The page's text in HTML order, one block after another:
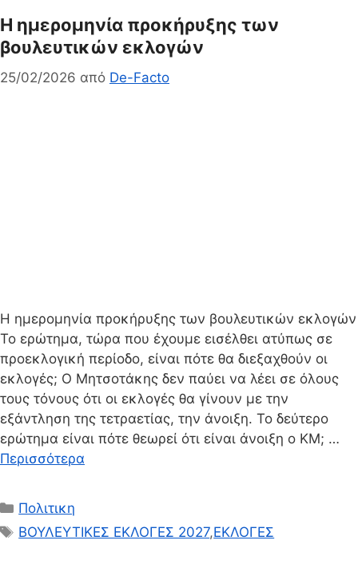
Η ημερομηνία προκήρυξης των
βουλευτικών εκλογών
25/02/2026 από De-Facto
Η ημερομηνία προκήρυξης των βουλευτικών εκλογών
Το ερώτημα, τώρα που έχουμε εισέλθει ατύπως σε
προεκλογική περίοδο, είναι πότε θα διεξαχθούν οι
εκλογές; Ο Μητσοτάκης δεν παύει να λέει σε όλους
τους τόνους ότι οι εκλογές θα γίνουν με την
εξάντληση της τετραετίας, την άνοιξη. Το δεύτερο
ερώτημα είναι πότε θεωρεί ότι είναι άνοιξη ο ΚΜ; …
Περισσότερα
Κατηγορίες
Πολιτικη
Ετικέτες
ΒΟΥΛΕΥΤΙΚΕΣ ΕΚΛΟΓΕΣ 2027,ΕΚΛΟΓΕΣ